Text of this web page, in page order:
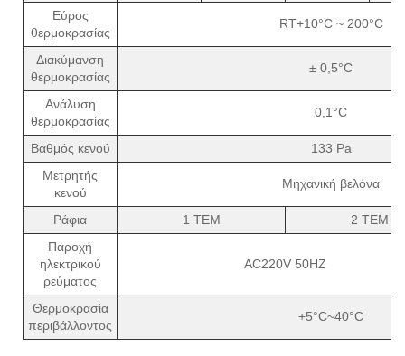
Εύρος
θερμοκρασίας
RT+10°C ~ 200°C
Διακύμανση
θερμοκρασίας
± 0,5°C
Ανάλυση
θερμοκρασίας
0,1°C
Βαθμός κενού
133 Pa
Μετρητής
κενού
Μηχανική βελόνα
Ράφια 1 ΤΕΜ
2 ΤΕΜ
Παροχή
ηλεκτρικού
ρεύματος
AC220V 50HZ
Θερμοκρασία
περιβάλλοντος
+5°C~40°C